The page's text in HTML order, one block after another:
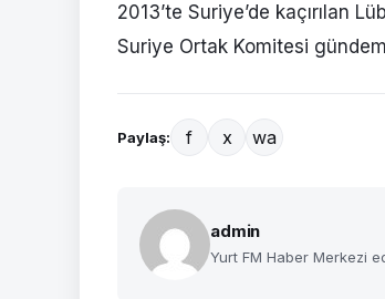
2013’te Suriye’de kaçırılan
Suriye Ortak Komitesi
Paylaş: f x wa
admin
Yurt FM Haber Merkezi